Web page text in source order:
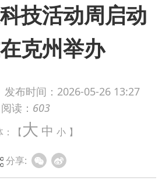
技活动周启动
克州举办
发布时间： 2026-05-26 13:27
阅读： 603
：【大 中 小 】
分享:
五’科技谱新篇”为主题的
启动仪式，在克州阿图什
烈、精彩纷呈。活动在开